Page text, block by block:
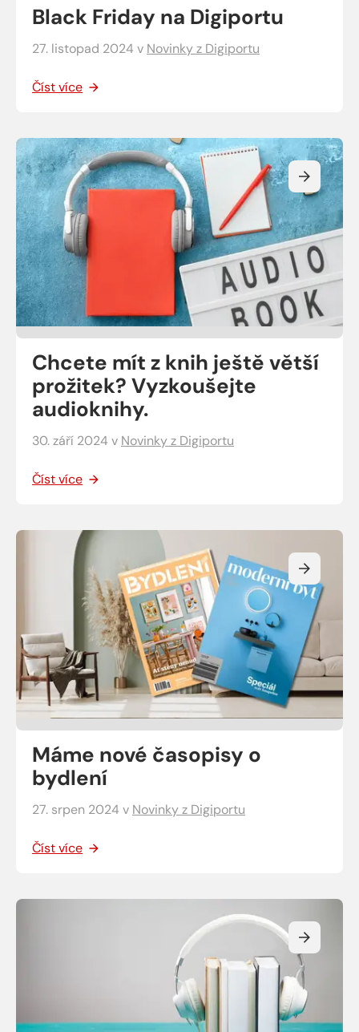
Black Friday na Digiportu
27. listopad 2024 v Novinky z Digiportu
Číst více
Chcete mít z knih ještě větší
prožitek? Vyzkoušejte
audioknihy.
30. září 2024 v Novinky z Digiportu
Číst více
Máme nové časopisy o
bydlení
27. srpen 2024 v Novinky z Digiportu
Číst více